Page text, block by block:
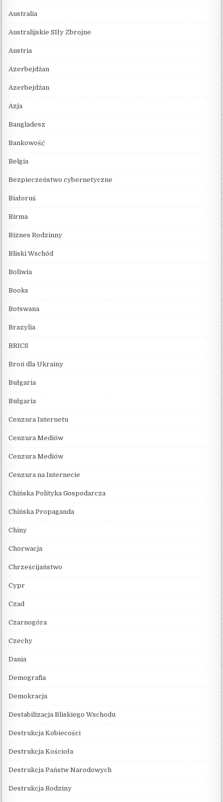
Australia
Australijskie SIły Zbrojne
Austria
Azerbejdżan
Azerbejdżan
Azja
Bangladesz
Bankowość
Belgia
Bezpieczeństwo cybernetyczne
Białoruś
Birma
Biznes Rodzinny
Bliski Wschód
Boliwia
Books
Botswana
Brazylia
BRICS
Broń dla Ukrainy
Bułgaria
Bułgaria
Cenzura Internetu
Cenzura Mediów
Cenzura Mediów
Cenzura na Internecie
Chińska Polityka Gospodarcza
Chińska Propaganda
Chiny
Chorwacja
Chrześcijaństwo
Cypr
Czad
Czarnogóra
Czechy
Dania
Demografia
Demokracja
Destabilizacja Bliskiego Wschodu
Destrukcja Kobiecości
Destrukcja Kościoła
Destrukcja Państw Narodowych
Destrukcja Rodziny